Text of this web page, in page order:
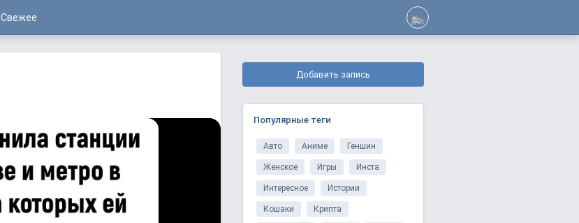
Свежее
Добавить запись
Популярные теги
Авто Аниме Геншин
Женское Игры Инста
Интересное Истории
Кошаки Крипта